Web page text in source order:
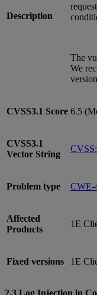
Description
The
We
CVSS3.1 Score 6.5
CVSS3.1
Vector String
Problem type CWE-
Affected
Products
1E
Fixed versions 1E
2.3 Log Injection in